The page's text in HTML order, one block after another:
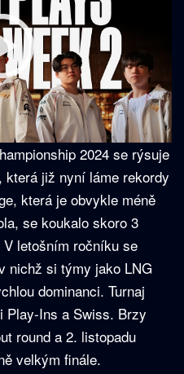
2024 se rýsuje
již nyní láme rekordy
která je obvykle méně
se koukalo skoro 3
letošním ročníku se
nichž si týmy jako LNG
dominanci. Turnaj
Play-Ins a Swiss. Brzy
round a 2. listopadu
velkým finále.